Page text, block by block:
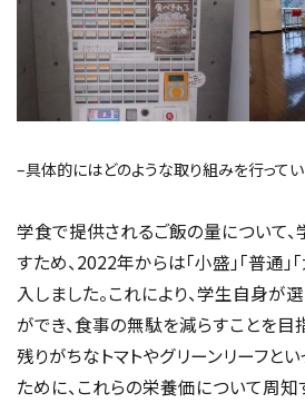
–具体的にはどのような取り組みを行って
学食で提供されるご飯の量について
すため、2022年からは「小盛」「普通」
入しました。これにより、学生自身が
ができ、食事の無駄を減らすことを目
残りがちなトマトやグリーンリーフと
ために、これらの栄養価について周